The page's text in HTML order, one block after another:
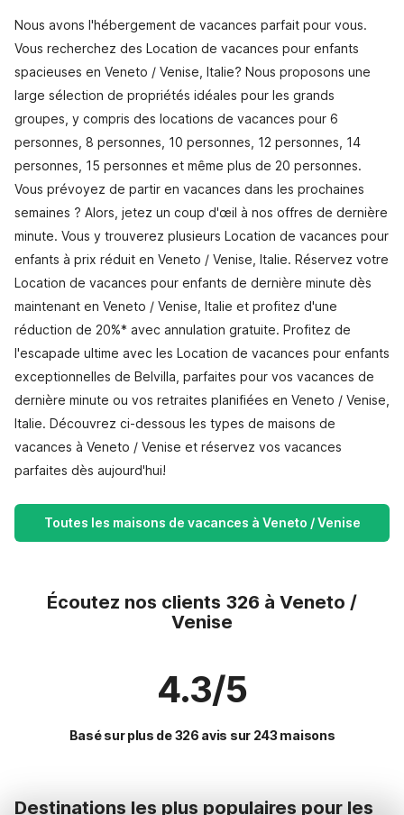
Nous avons l'hébergement de vacances parfait pour vous.
Vous recherchez des Location de vacances pour enfants
spacieuses en Veneto / Venise, Italie? Nous proposons une
large sélection de propriétés idéales pour les grands
groupes, y compris des locations de vacances pour 6
personnes, 8 personnes, 10 personnes, 12 personnes, 14
personnes, 15 personnes et même plus de 20 personnes.
Vous prévoyez de partir en vacances dans les prochaines
semaines ? Alors, jetez un coup d'œil à nos offres de dernière
minute. Vous y trouverez plusieurs Location de vacances pour
enfants à prix réduit en Veneto / Venise, Italie. Réservez votre
Location de vacances pour enfants de dernière minute dès
maintenant en Veneto / Venise, Italie et profitez d'une
réduction de 20%* avec annulation gratuite. Profitez de
l'escapade ultime avec les Location de vacances pour enfants
exceptionnelles de Belvilla, parfaites pour vos vacances de
dernière minute ou vos retraites planifiées en Veneto / Venise,
Italie. Découvrez ci-dessous les types de maisons de
vacances à Veneto / Venise et réservez vos vacances
parfaites dès aujourd'hui!
Toutes les maisons de vacances à Veneto / Venise
Écoutez nos clients 326 à Veneto /
Venise
4.3/5
Basé sur plus de 326 avis sur 243 maisons
Destinations les plus populaires pour les